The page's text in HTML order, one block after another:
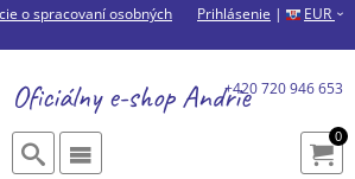
Prihlásenie | EUR ›
o spracovaní osobných
Oficiálny e-shopAndrie
0
+420 720 946 653